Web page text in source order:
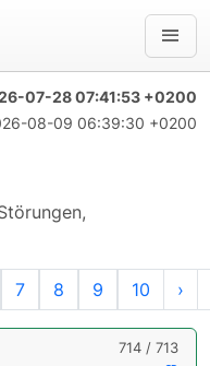
07-28 07:41:53 +0200
08-09 06:39:30 +0200
7 8 9 10 ›
714 / 713